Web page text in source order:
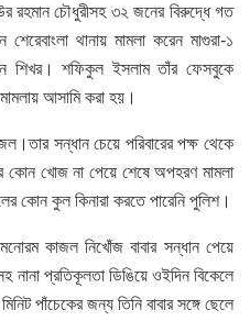
রহমান চৌধুরীসহ ৩২ জনের বিরুদ্ধে গত
থানায় মামলা করেন মাগুরা-১
শিখর। শফিকুল ইসলাম তাঁর ফেসবুকে
আসামি করা হয়।
সন্ধান চেয়ে পরিবারের পক্ষ থেকে
কোন খোজ না পেয়ে শেষে অপহরণ মামলা
কোন কুল কিনারা করতে পারেনি পুলিশ।
কাজল নিখোঁজ বাবার সন্ধান পেয়ে
নানা প্রতিকূলতা ডিঙিয়ে ওইদিন বিকেলে
পাঁচেকের জন্য তিনি বাবার সঙ্গে ছেলে